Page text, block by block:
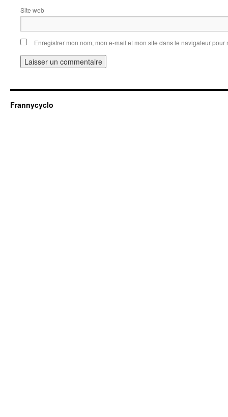
Site web
Enregistrer mon nom, mon e-mail et mon site dans le navigateur
Frannycyclo